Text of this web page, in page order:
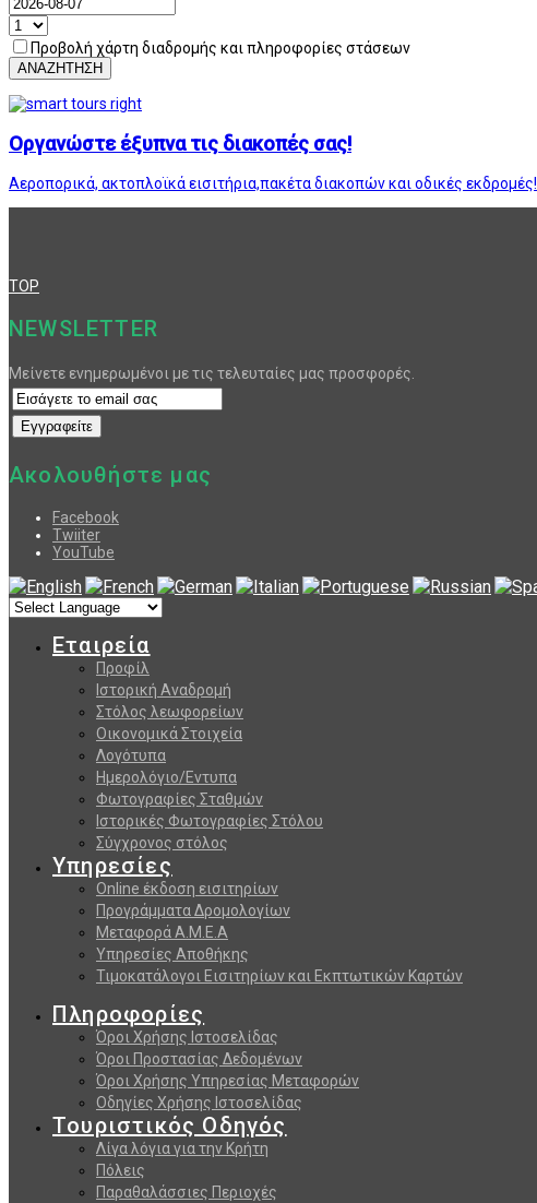
Προβολή χάρτη διαδρομής και πληροφορίες στάσεων
ΑΝΑΖΗΤΗΣΗ
Οργανώστε έξυπνα τις διακοπές σας!
Αεροπορικά, ακτοπλοϊκά εισιτήρια,πακέτα διακοπών και οδικές εκδρομές!
TOP
NEWSLETTER
Μείνετε ενημερωμένοι με τις τελευταίες μας προσφορές.
Ακολουθήστε μας
Facebook
Twiiter
YouTube
Εταιρεία
Προφίλ
Ιστορική Αναδρομή
Στόλος λεωφορείων
Οικονομικά Στοιχεία
Λογότυπα
Ημερολόγιο/Εντυπα
Φωτογραφίες Σταθμών
Ιστορικές Φωτογραφίες Στόλου
Σύγχρονος στόλος
Υπηρεσίες
Online έκδοση εισιτηρίων
Προγράμματα Δρομολογίων
Μεταφορά Α.Μ.Ε.Α
Υπηρεσίες Αποθήκης
Τιμοκατάλογοι Εισιτηρίων και Εκπτωτικών Καρτών
Πληροφορίες
Όροι Χρήσης Ιστοσελίδας
Όροι Προστασίας Δεδομένων
Όροι Χρήσης Υπηρεσίας Μεταφορών
Οδηγίες Χρήσης Ιστοσελίδας
Τουριστικός Οδηγός
Λίγα λόγια για την Κρήτη
Πόλεις
Παραθαλάσσιες Περιοχές